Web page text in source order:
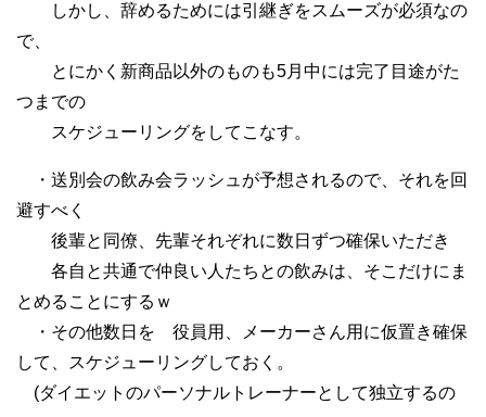
しかし、辞めるためには引継ぎをスムーズが必須なの
で、
とにかく新商品以外のものも5月中には完了目途がた
つまでの
スケジューリングをしてこなす。
・送別会の飲み会ラッシュが予想されるので、それを回
避すべく
後輩と同僚、先輩それぞれに数日ずつ確保いただき
各自と共通で仲良い人たちとの飲みは、そこだけにま
とめることにするｗ
・その他数日を 役員用、メーカーさん用に仮置き確保
して、スケジューリングしておく。
(ダイエットのパーソナルトレーナーとして独立するの